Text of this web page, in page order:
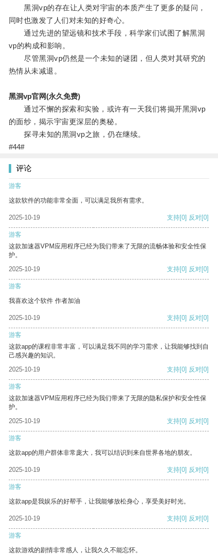
黑洞vp的存在让人类对宇宙的本质产生了更多的疑问，
同时也激发了人们对未知的好奇心。
通过先进的望远镜和技术手段，科学家们试图了解黑洞
vp的构成和影响。
尽管黑洞vp仍然是一个未知的谜团，但人类对其研究的
热情从未减退。
黑洞vp官网(永久免费)
通过不懈的探索和实验，或许有一天我们将揭开黑洞vp
的面纱，揭示宇宙更深层的奥秘。
探寻未知的黑洞vp之旅，仍在继续。
#44#
评论
游客
这款软件的功能非常全面，可以满足我所有需求。
2025-10-19 支持[0] 反对[0]
游客
这款加速器VPM应用程序已经为我们带来了无限的流畅体验和安全性保
护。
2025-10-19
支持[0] 反对[0]
游客
我喜欢这个软件 作者加油
2025-10-19 支持[0] 反对[0]
游客
这款app的课程非常丰富，可以满足我不同的学习需求，让我能够找到自
己感兴趣的知识。
2025-10-19
支持[0] 反对[0]
游客
这款加速器VPM应用程序已经为我们带来了无限的隐私保护和安全性保
护。
2025-10-19
支持[0] 反对[0]
游客
这款app的用户群体非常庞大，我可以结识到来自世界各地的朋友。
2025-10-19 支持[0] 反对[0]
游客
这款app是我娱乐的好帮手，让我能够放松身心，享受美好时光。
2025-10-19 支持[0] 反对[0]
游客
这款游戏的剧情非常感人，让我久久不能忘怀。